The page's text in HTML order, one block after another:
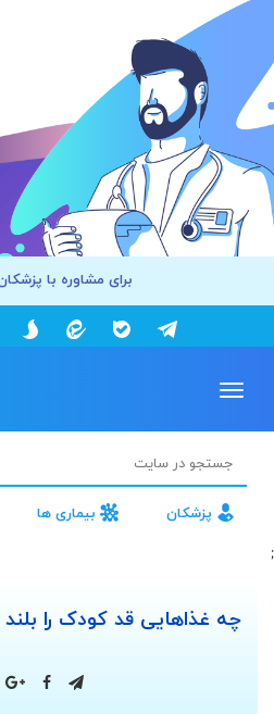
برای مشاوره با
Toggle
پزشکان بیماری ها
;
چه غذاهایی قد کودک را